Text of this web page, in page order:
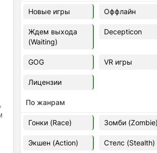
v.1053.8.1023.1614 [RePack
Decepticon] (2024)
2024
Cyberpunk 2077
49.4 GB
Ghost of Tsushima: Director's
v.1053.9.0623.1807 [Папка
Euro Truck Simulator 2
[Папка игры] (2012)
Новые игры Оффлайн
Ждем выхода
(Waiting)
Decepticon
GOG VR игры
Лицензии
По жанрам
Гонки (Race) Зомби (Zombie)
Экшен (Action) Стелс (Stealth)